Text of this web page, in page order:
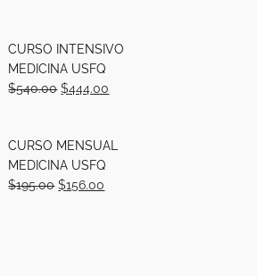
CURSO INTENSIVO
MEDICINA USFQ
$540.00 $444.00
CURSO MENSUAL
MEDICINA USFQ
$195.00 $156.00